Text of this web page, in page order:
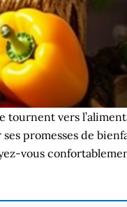
tournent vers
promesses de
vous